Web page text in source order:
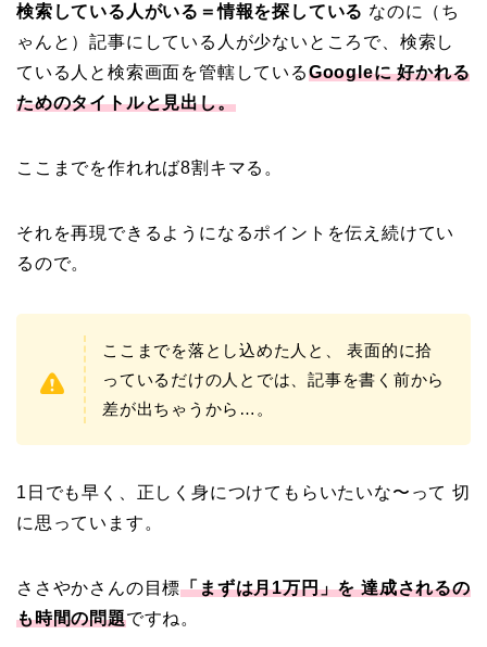
検索している人がいる＝情報を探している なのに（ち
ゃんと）記事にしている人が少ないところで、検索し
ている人と検索画面を管轄しているGoogleに 好かれる
ためのタイトルと見出し。
ここまでを作れれば8割キマる。
それを再現できるようになるポイントを伝え続けてい
るので。
ここまでを落とし込めた人と、 表面的に拾
っているだけの人とでは、記事を書く前から
差が出ちゃうから…。
1日でも早く、正しく身につけてもらいたいな〜って 切
に思っています。
ささやかさんの目標「まずは月1万円」を 達成されるの
も時間の問題ですね。